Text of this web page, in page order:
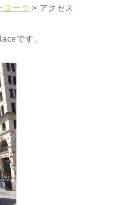
ヨーク > アクセス
です。